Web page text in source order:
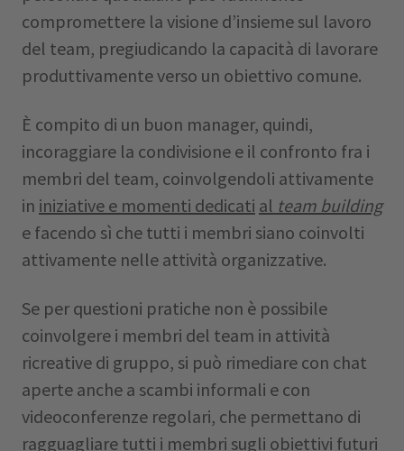
compromettere la visione d’insieme sul lavoro
del team, pregiudicando la capacità di lavorare
produttivamente verso un obiettivo comune.
È compito di un buon manager, quindi,
incoraggiare la condivisione e il confronto fra i
membri del team, coinvolgendoli attivamente
in iniziative e momenti dedicati al team building
e facendo sì che tutti i membri siano coinvolti
attivamente nelle attività organizzative.
Se per questioni pratiche non è possibile
coinvolgere i membri del team in attività
ricreative di gruppo, si può rimediare con chat
aperte anche a scambi informali e con
videoconferenze regolari, che permettano di
ragguagliare tutti i membri sugli obiettivi futuri